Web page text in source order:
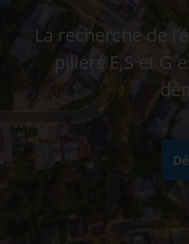
La recherche de
piliers E,S et G